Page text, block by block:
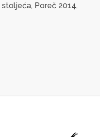
Poreč 2014,